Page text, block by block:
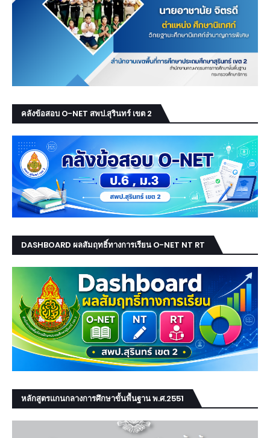
คลังข้อสอบ O-NET สพป.สุรินทร์ เขต 2
DASHBOARD ผลสัมฤทธิ์ทางการเรียน O-NET NT RT
หลักสูตรแกนกลางการศึกษาขั้นพื้นฐาน พ.ศ.2551